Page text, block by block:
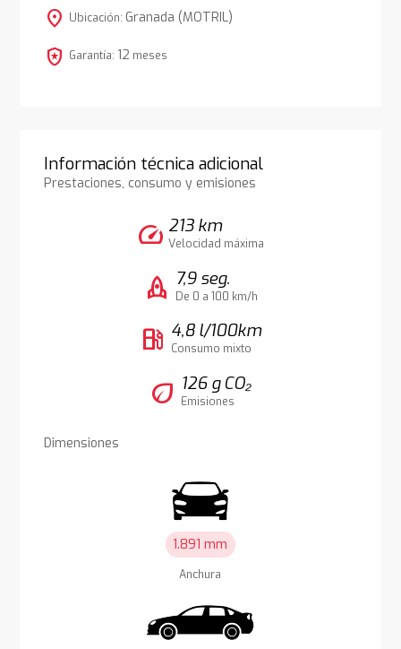
location_on Ubicación: Granada (MOTRIL)
local_police Garantía: 12 meses
Información técnica adicional
Prestaciones, consumo y emisiones
speed 213 km
Velocidad máxima
rocket 7,9 seg.
De 0 a 100 km/h
local_gas_station 4,8 l/100km
Consumo mixto
eco 126 g CO₂
Emisiones
Dimensiones
1.891 mm
Anchura